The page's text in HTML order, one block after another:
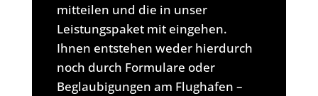
mitteilen und die in unser
Leistungspaket mit eingehen.
Ihnen entstehen weder hierdurch
noch durch Formulare oder
Beglaubigungen am Flughafen –